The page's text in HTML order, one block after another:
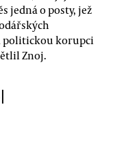
jedná o posty, jež
politickou korupci
Znoj.